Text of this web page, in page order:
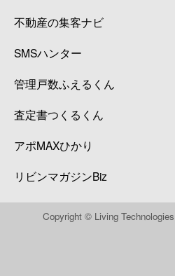
不動産の集客ナビ
SMSハンター
管理戸数ふえるくん
査定書つくるくん
アポMAXひかり
リビンマガジンBiz
Copyright © Living